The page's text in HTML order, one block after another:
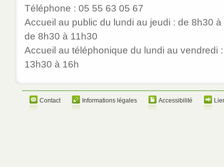
Téléphone : 05 55 63 05 67
Accueil au public du lundi au jeudi : de 8h30
de 8h30 à 11h30
Accueil au téléphonique du lundi au vendredi
13h30 à 16h
Contact Informations légales Accessibilité